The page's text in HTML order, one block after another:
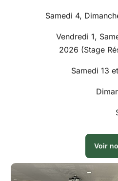
Samedi 4,
Vendredi 1,
2026 (Stage
Samedi 13
Voir